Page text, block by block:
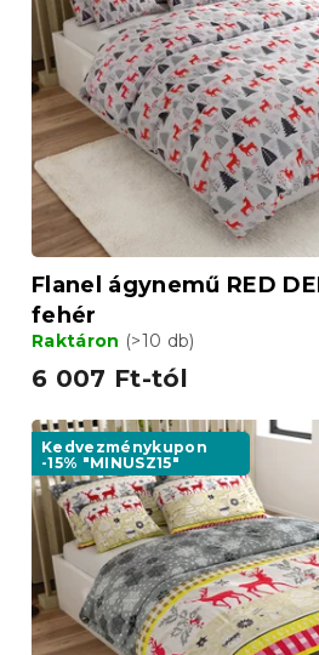
Flanel ágynemű RED
fehér
Raktáron (>10 db)
6 007 Ft-tól
Kedvezménykupon
-15% "MINUSZ15"